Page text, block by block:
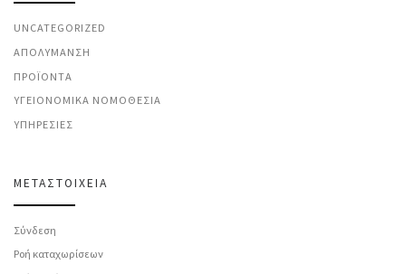
UNCATEGORIZED
ΑΠΟΛΎΜΑΝΣΗ
ΠΡΟΪΌΝΤΑ
ΥΓΕΙΟΝΟΜΙΚΆ ΝΟΜΟΘΕΣΊΑ
ΥΠΗΡΕΣΊΕΣ
ΜΕΤΑΣΤΟΙΧΕΊΑ
Σύνδεση
Ροή καταχωρίσεων